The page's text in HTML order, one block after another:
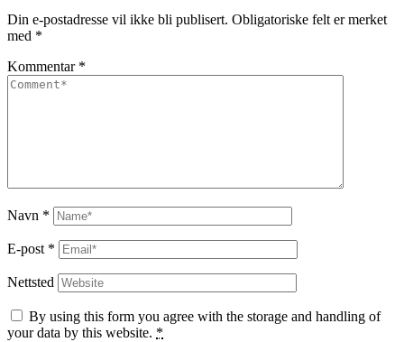
Din e-postadresse vil ikke bli publisert. Obligatoriske felt er merket
med *
Kommentar *
Navn *
E-post *
Nettsted
By using this form you agree with the storage and handling of
your data by this website. *